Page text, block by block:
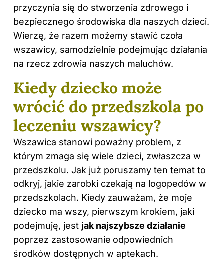
przyczynia się do stworzenia zdrowego i
bezpiecznego środowiska dla naszych dzieci.
Wierzę, że razem możemy stawić czoła
wszawicy, samodzielnie podejmując działania
na rzecz zdrowia naszych maluchów.
Kiedy dziecko może
wrócić do przedszkola po
leczeniu wszawicy?
Wszawica stanowi poważny problem, z
którym zmaga się wiele dzieci, zwłaszcza w
przedszkolu. Jak już poruszamy ten temat to
odkryj, jakie zarobki czekają na logopedów w
przedszkolach. Kiedy zauważam, że moje
dziecko ma wszy, pierwszym krokiem, jaki
podejmuję, jest jak najszybsze działanie
poprzez zastosowanie odpowiednich
środków dostępnych w aptekach.